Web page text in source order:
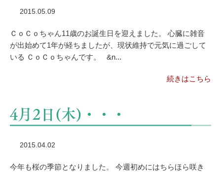
2015.05.09
ＣｏＣｏちゃん11歳のお誕生日を迎えました。 心臓に雑音
が出始めて1年が経ちましたが、現状維持で元気に過ごして
いる ＣｏＣｏちゃんです。 &n...
続きはこちら
4月2日(木)・・・
2015.04.02
今年も桜の季節となりました。 今週初めにはちらほら咲き